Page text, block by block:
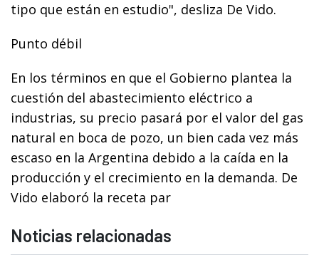
tipo que están en estudio", desliza De Vido.
Punto débil
En los términos en que el Gobierno plantea la
cuestión del abastecimiento eléctrico a
industrias, su precio pasará por el valor del gas
natural en boca de pozo, un bien cada vez más
escaso en la Argentina debido a la caída en la
producción y el crecimiento en la demanda. De
Vido elaboró la receta par
Noticias relacionadas